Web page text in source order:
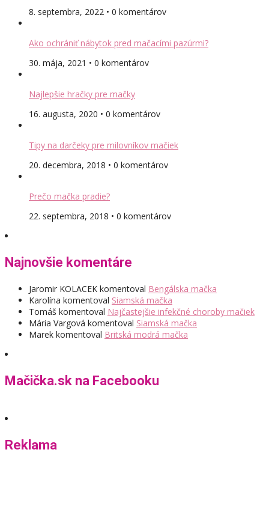
8. septembra, 2022 • 0 komentárov
Ako ochrániť nábytok pred mačacími pazúrmi?
30. mája, 2021 • 0 komentárov
Najlepšie hračky pre mačky
16. augusta, 2020 • 0 komentárov
Tipy na darčeky pre milovníkov mačiek
20. decembra, 2018 • 0 komentárov
Prečo mačka pradie?
22. septembra, 2018 • 0 komentárov
Najnovšie komentáre
Jaromir KOLACEK komentoval Bengálska mačka
Karolína komentoval Siamská mačka
Tomáš komentoval Najčastejšie infekčné choroby mačiek
Mária Vargová komentoval Siamská mačka
Marek komentoval Britská modrá mačka
Mačička.sk na Facebooku
Reklama